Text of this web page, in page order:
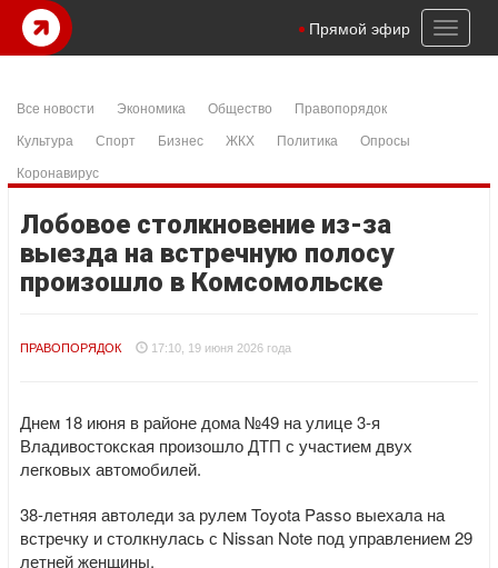
Toggle
Прямой эфир
Все новости Экономика Общество
Правопорядок
Культура
Спорт Бизнес ЖКХ Политика
Опросы
Коронавирус
Лобовое столкновение из-за
выезда на встречную полосу
произошло в Комсомольске
ПРАВОПОРЯДОК 17:10, 19 июня 2026 года
Днем 18 июня в районе дома №49 на улице 3-я
Владивостокская произошло ДТП с участием двух
легковых автомобилей.
38-летняя автоледи за рулем Toyota Passo выехала на
встречку и столкнулась с Nissan Note под управлением 29
летней женщины.